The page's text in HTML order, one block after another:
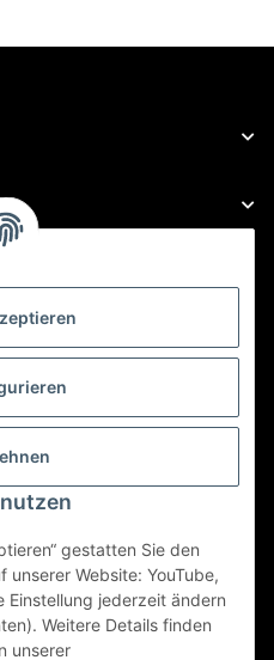
gestatten Sie den
unserer Website: YouTube,
Einstellung jederzeit ändern
Weitere Details finden
unserer
Bestellungen auch